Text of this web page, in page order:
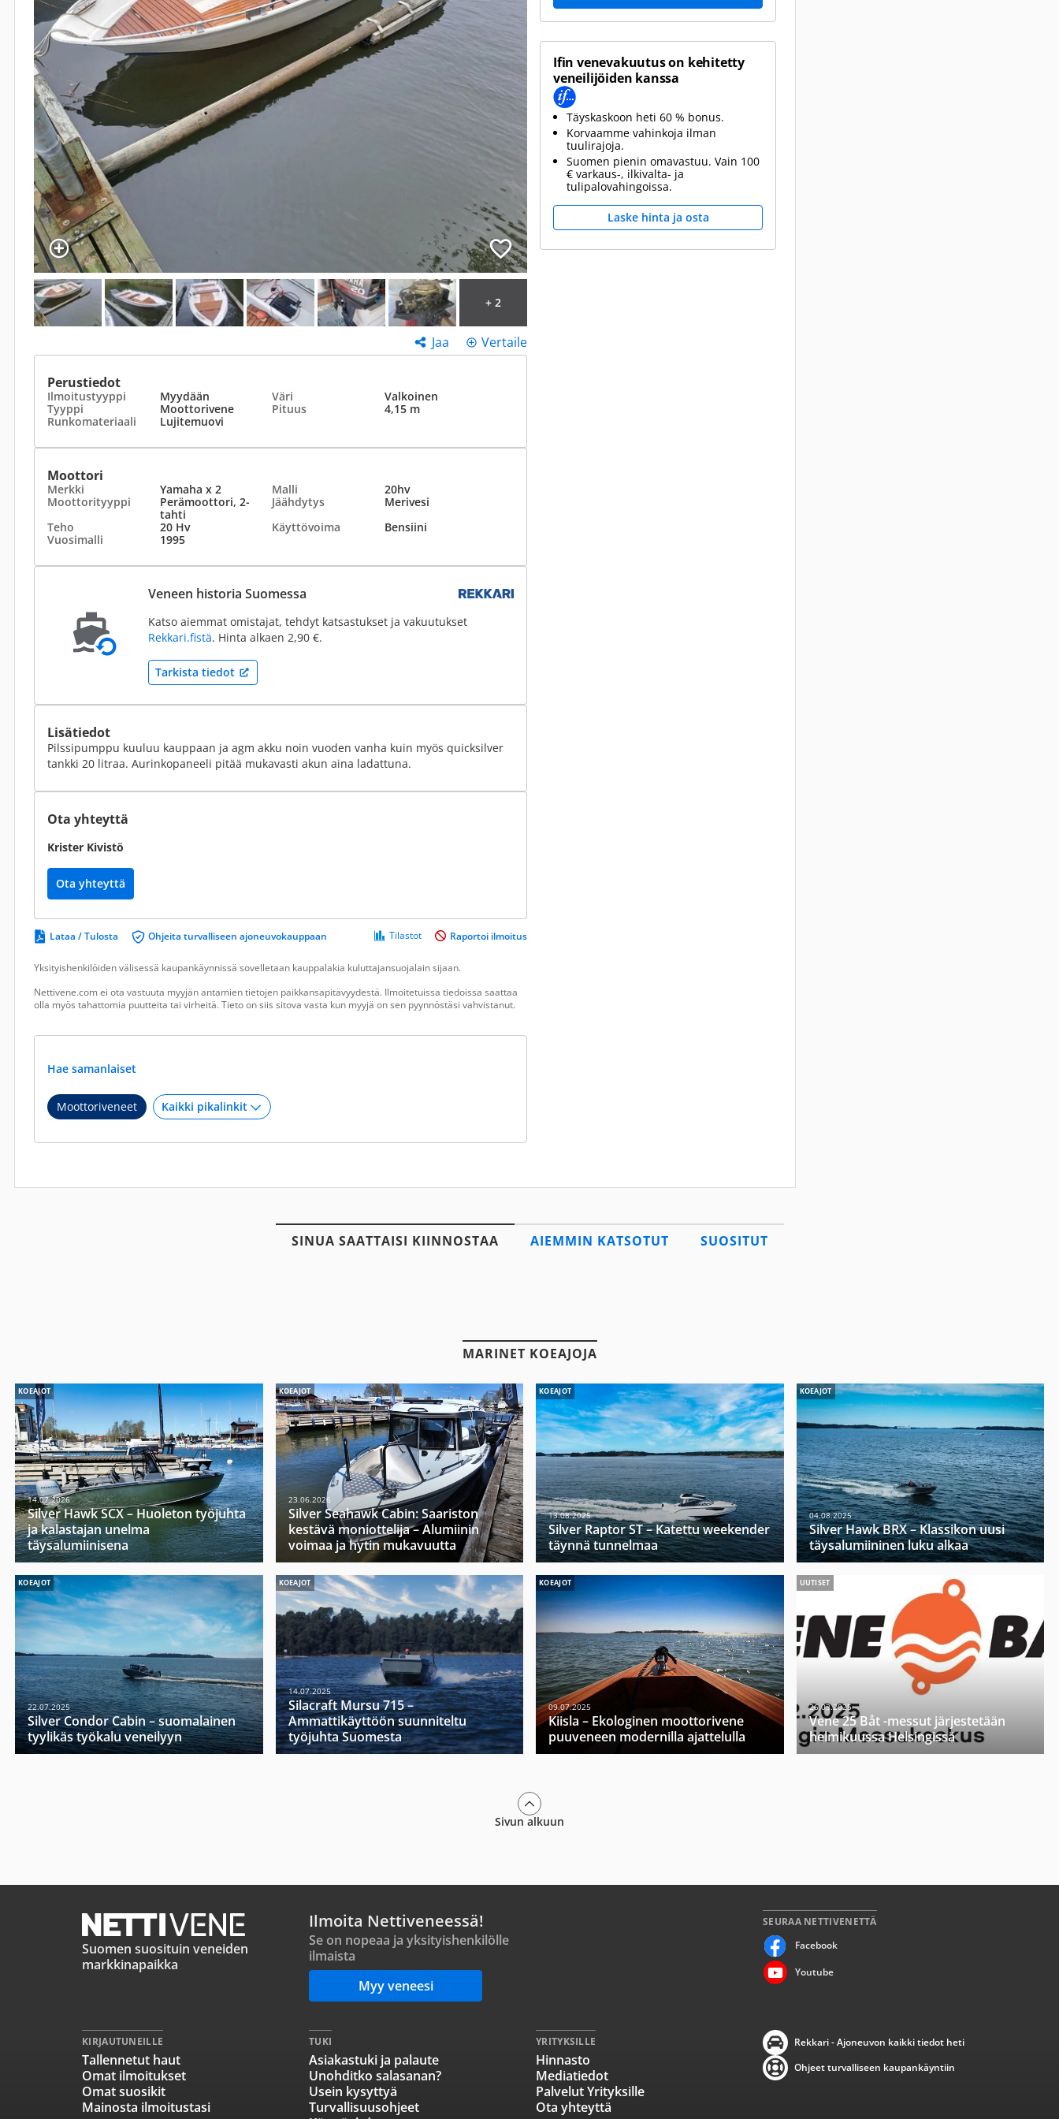
+ 2
Jaa Vertaile
Perustiedot
Ilmoitustyyppi Myydään Väri
Valkoinen
Tyyppi
Moottorivene Pituus
4,15 m
Runkomateriaali
Lujitemuovi
Moottori
Merkki Yamaha x 2 Malli
20hv
Moottorityyppi
Perämoottori, 2-
tahti
Jäähdytys
Merivesi
Teho
20 Hv Käyttövoima
Bensiini
Vuosimalli
1995
Veneen historia Suomessa
Katso aiemmat omistajat, tehdyt katsastukset ja vakuutukset
Rekkari.fistä. Hinta alkaen 2,90 €.
Tarkista tiedot
Lisätiedot
Pilssipumppu kuuluu kauppaan ja agm akku noin vuoden vanha kuin myös quicksilver
tankki 20 litraa. Aurinkopaneeli pitää mukavasti akun aina ladattuna.
Ota yhteyttä
Krister Kivistö
Ota yhteyttä
Lataa / Tulosta Ohjeita turvalliseen ajoneuvokauppaan Tilastot Raportoi ilmoitus
Yksityishenkilöiden välisessä kaupankäynnissä sovelletaan kauppalakia kuluttajansuojalain sijaan.
Nettivene.com ei ota vastuuta myyjän antamien tietojen paikkansapitävyydestä. Ilmoitetuissa tiedoissa saattaa
olla myös tahattomia puutteita tai virheitä. Tieto on siis sitova vasta kun myyjä on sen pyynnöstäsi vahvistanut.
Hae samanlaiset
Moottoriveneet
Ifin venevakuutus on kehitetty
veneilijöiden kanssa
Täyskaskoon heti 60 % bonus.
Korvaamme vahinkoja ilman
tuulirajoja.
Suomen pienin omavastuu. Vain 100
€ varkaus-, ilkivalta- ja
tulipalovahingoissa.
Laske hinta ja osta
SINUA SAATTAISI KIINNOSTAA AIEMMIN KATSOTUT SUOSITUT
MARINET KOEAJOJA
KOEAJOT
14.07.2026
Silver Hawk SCX – Huoleton työjuhta
ja kalastajan unelma
täysalumiinisena
KOEAJOT
23.06.2026
Silver Seahawk Cabin: Saariston
kestävä moniottelija – Alumiinin
voimaa ja hytin mukavuutta
KOEAJOT
13.08.2025
Silver Raptor ST – Katettu weekender
täynnä tunnelmaa
KOEAJOT
04.08.2025
Silver Hawk BRX – Klassikon uusi
täysalumiininen luku alkaa
KOEAJOT
22.07.2025
Silver Condor Cabin – suomalainen
tyylikäs työkalu veneilyyn
KOEAJOT
14.07.2025
Silacraft Mursu 715 –
Ammattikäyttöön suunniteltu
työjuhta Suomesta
KOEAJOT
09.07.2025
Kiisla – Ekologinen moottorivene
puuveneen modernilla ajattelulla
UUTISET
26.03.2025
Vene 25 Båt -messut järjestetään
helmikuussa Helsingissä
Sivun alkuun
Suomen suosituin veneiden
markkinapaikka
Ilmoita Nettiveneessä!
Se on nopeaa ja yksityishenkilölle
ilmaista
Myy veneesi
SEURAA NETTIVENETTÄ
Facebook
Youtube
KIRJAUTUNEILLE
Tallennetut haut
Omat ilmoitukset
Omat suosikit
Mainosta ilmoitustasi
TUKI
Asiakastuki ja palaute
Unohditko salasanan?
Usein kysyttyä
Turvallisuusohjeet
YRITYKSILLE
Hinnasto
Mediatiedot
Palvelut Yrityksille
Ota yhteyttä
Rekkari - Ajoneuvon kaikki tiedot heti
Ohjeet turvalliseen kaupankäyntiin